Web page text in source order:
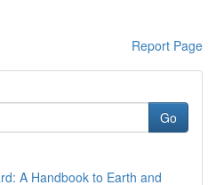
Report Page
Go
A Handbook to Earth and